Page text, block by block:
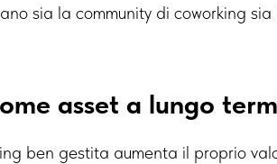
sia la community di coworking sia
asset a lungo
ben gestita aumenta il proprio